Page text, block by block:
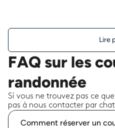
Lire
FAQ sur les
randonnée
Si vous ne trouvez pas ce
pas à nous contacter par
Comment réserver un